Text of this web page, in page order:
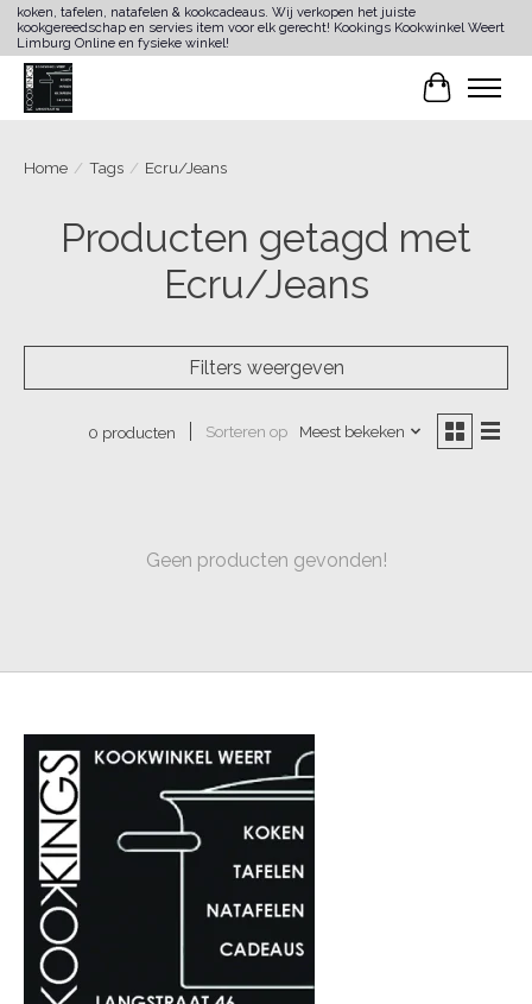
koken, tafelen, natafelen & kookcadeaus. Wij verkopen het juiste
kookgereedschap en servies item voor elk gerecht! Kookings Kookwinkel Weert
Limburg Online en fysieke winkel!
Home / Tags / Ecru/Jeans
Producten getagd met
Ecru/Jeans
Filters weergeven
0 producten Sorteren op Meest bekeken
Geen producten gevonden!